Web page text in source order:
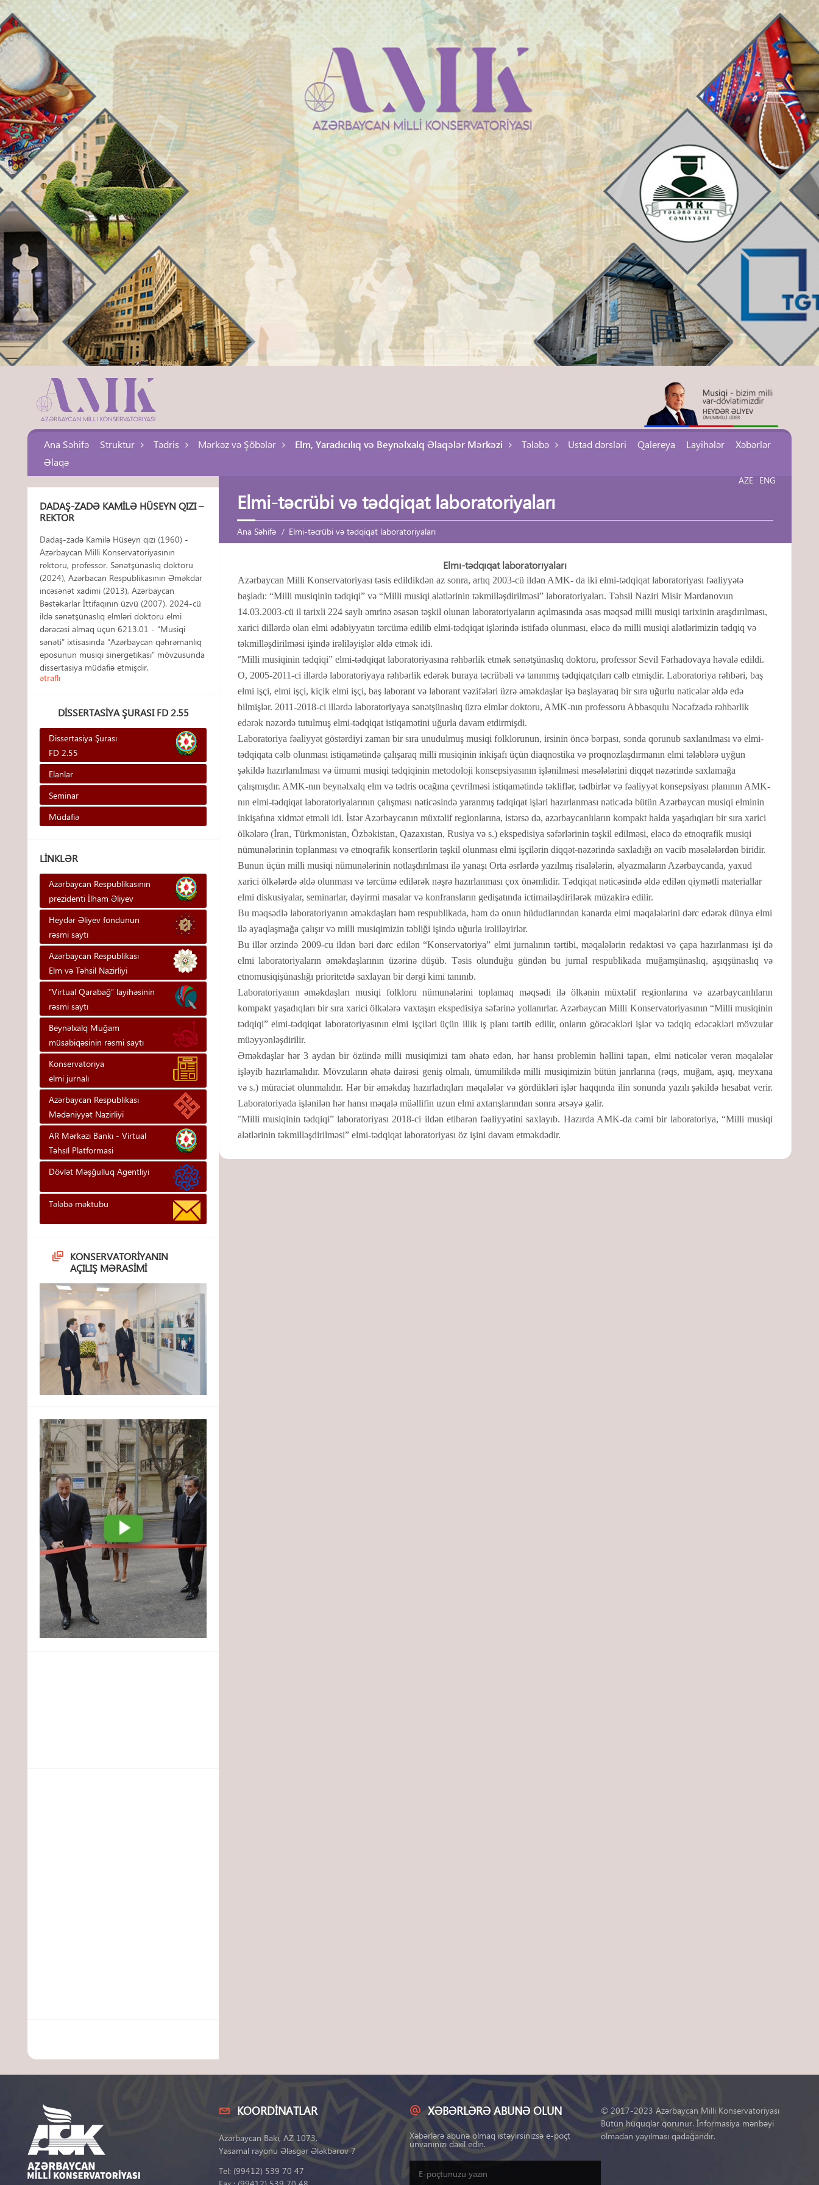
Ana Səhifə Struktur Tədris Mərkəz və Şöbələr Elm, Yaradıcılıq və Beynəlxalq Əlaqələr Mərkəzi Tələbə Ustad dərsləri Qalereya Layihələr
Xəbərlər
Əlaqə
AZE ENG
Elmi-təcrübi və tədqiqat laboratoriyaları
Ana Səhifə Elmi-təcrübi və tədqiqat laboratoriyaları
Elmı-tədqıqat laboratorıyaları
Azərbaycan Milli Konservatoriyası təsis edildikdən az sonra, artıq 2003-cü ildən AMK- da iki elmi-tədqiqat laboratoriyası fəaliyyətə
başladı: “Milli musiqinin tədqiqi” və “Milli musiqi alətlərinin təkmilləşdirilməsi” laboratoriyaları. Təhsil Naziri Misir Mərdanovun
14.03.2003-cü il tarixli 224 saylı əmrinə əsasən təşkil olunan laboratoriyaların açılmasında əsas məqsəd milli musiqi tarixinin araşdırılması,
xarici dillərdə olan elmi ədəbiyyatın tərcümə edilib elmi-tədqiqat işlərində istifadə olunması, eləcə də milli musiqi alətlərimizin tədqiq və
təkmilləşdirilməsi işində irəliləyişlər əldə etmək idi.
“Milli musiqinin tədqiqi” elmi-tədqiqat laboratoriyasına rəhbərlik etmək sənətşünaslıq doktoru, professor Sevil Fərhadovaya həvalə edildi.
O, 2005-2011-ci illərdə laboratoriyaya rəhbərlik edərək buraya təcrübəli və tanınmış tədqiqatçıları cəlb etmişdir. Laboratoriya rəhbəri, baş
elmi işçi, elmi işçi, kiçik elmi işçi, baş laborant və laborant vəzifələri üzrə əməkdaşlar işə başlayaraq bir sıra uğurlu nəticələr əldə edə
bilmişlər. 2011-2018-ci illərdə laboratoriyaya sənətşünaslıq üzrə elmlər doktoru, AMK-nın professoru Abbasqulu Nəcəfzadə rəhbərlik
edərək nəzərdə tutulmuş elmi-tədqiqat istiqamətini uğurla davam etdirmişdi.
Laboratoriya fəaliyyət göstərdiyi zaman bir sıra unudulmuş musiqi folklorunun, irsinin öncə bərpası, sonda qorunub saxlanılması və elmi-
tədqiqata cəlb olunması istiqamətində çalışaraq milli musiqinin inkişafı üçün diaqnostika və proqnozlaşdırmanın elmi tələblərə uyğun
şəkildə hazırlanılması və ümumi musiqi tədqiqinin metodoloji konsepsiyasının işlənilməsi məsələlərini diqqət nəzərində saxlamağa
çalışmışdır. AMK-nın beynəlxalq elm və tədris ocağına çevrilməsi istiqamətində təkliflər, tədbirlər və fəaliyyət konsepsiyası planının AMK-
nın elmi-tədqiqat laboratoriyalarının çalışması nəticəsində yaranmış tədqiqat işləri hazırlanması nəticədə bütün Azərbaycan musiqi elminin
inkişafına xidmət etməli idi. İstər Azərbaycanın müxtəlif regionlarına, istərsə də, azərbaycanlıların kompakt halda yaşadıqları bir sıra xarici
ölkələrə (İran, Türkmənistan, Özbəkistan, Qazaxıstan, Rusiya və s.) ekspedisiya səfərlərinin təşkil edilməsi, eləcə də etnoqrafik musiqi
nümunələrinin toplanması və etnoqrafik konsertlərin təşkil olunması elmi işçilərin diqqət-nəzərində saxladığı ən vacib məsələlərdən biridir.
Bunun üçün milli musiqi nümunələrinin notlaşdırılması ilə yanaşı Orta əsrlərdə yazılmış risalələrin, əlyazmaların Azərbaycanda, yaxud
xarici ölkələrdə əldə olunması və tərcümə edilərək nəşrə hazırlanması çox önəmlidir. Tədqiqat nəticəsində əldə edilən qiymətli materiallar
elmi diskusiyalar, seminarlar, dəyirmi masalar və konfransların gedişatında ictimailəşdirilərək müzakirə edilir.
Bu məqsədlə laboratoriyanın əməkdaşları həm respublikada, həm də onun hüdudlarından kənarda elmi məqalələrini dərc edərək dünya elmi
ilə ayaqlaşmağa çalışır və milli musiqimizin təbliği işində uğurla irəliləyirlər.
Bu illər ərzində 2009-cu ildən bəri dərc edilən “Konservatoriya” elmi jurnalının tərtibi, məqalələrin redaktəsi və çapa hazırlanması işi də
elmi laboratoriyaların əməkdaşlarının üzərinə düşüb. Təsis olunduğu gündən bu jurnal respublikada muğamşünaslıq, aşıqşünaslıq və
etnomusiqişünaslığı prioritetdə saxlayan bir dərgi kimi tanınıb.
Laboratoriyanın əməkdaşları musiqi folkloru nümunələrini toplamaq məqsədi ilə ölkənin müxtəlif regionlarına və azərbaycanlıların
kompakt yaşadıqları bir sıra xarici ölkələrə vaxtaşırı ekspedisiya səfərinə yollanırlar. Azərbaycan Milli Konservatoriyasının “Milli musiqinin
tədqiqi” elmi-tədqiqat laboratoriyasının elmi işçiləri üçün illik iş planı tərtib edilir, onların görəcəkləri işlər və tədqiq edəcəkləri mövzular
müəyyənləşdirilir.
Əməkdaşlar hər 3 aydan bir özündə milli musiqimizi tam əhatə edən, hər hansı problemin həllini tapan, elmi nəticələr verən məqalələr
işləyib hazırlamalıdır. Mövzuların əhatə dairəsi geniş olmalı, ümumilikdə milli musiqimizin bütün janrlarına (rəqs, muğam, aşıq, meyxana
və s.) müraciət olunmalıdır. Hər bir əməkdaş hazırladıqları məqalələr və gördükləri işlər haqqında ilin sonunda yazılı şəkildə hesabat verir.
Laboratoriyada işlənilən hər hansı məqalə müəllifin uzun elmi axtarışlarından sonra ərsəyə gəlir.
“Milli musiqinin tədqiqi” laboratoriyası 2018-ci ildən etibarən fəaliyyətini saxlayıb. Hazırda AMK-da cəmi bir laboratoriya, “Milli musiqi
alətlərinin təkmilləşdirilməsi” elmi-tədqiqat laboratoriyası öz işini davam etməkdədir.
DADAŞ-ZADƏ KAMILƏ HÜSEYN QIZI –
REKTOR
Dadaş-zadə Kamilə Hüseyn qızı (1960) -
Azərbaycan Milli Konservatoriyasının
rektoru, professor. Sənətşünaslıq doktoru
(2024), Azərbacan Respublikasının Əməkdar
incəsənət xadimi (2013), Azərbaycan
Bəstəkarlar İttifaqının üzvü (2007). 2024-cü
ildə sənətşünaslıq elmləri doktoru elmi
dərəcəsi almaq üçün 6213.01 - “Musiqi
sənəti” ixtisasında “Azərbaycan qəhrəmanlıq
eposunun musiqi sinergetikası” mövzusunda
dissertasiya müdafiə etmişdir.
ətraflı
DISSERTASIYA ŞURASI FD 2.55
Dissertasiya Şurası
FD 2.55
Elanlar
Seminar
Müdafiə
LINKLƏR
Azərbaycan Respublikasının
prezidenti İlham Əliyev
Heydər Əliyev fondunun
rəsmi saytı
Azərbaycan Respublikası
Elm və Təhsil Nazirliyi
“Virtual Qarabağ” layihəsinin
rəsmi saytı
Beynəlxalq Muğam
müsabiqəsinin rəsmi saytı
Konservatoriya
elmi jurnalı
Azərbaycan Respublikası
Mədəniyyət Nazirliyi
AR Mərkəzi Bankı - Vi̇rtual
Təhsi̇l Platformasi
Dövlət Məşğulluq Agentliyi
Tələbə məktubu
KONSERVATORIYANIN
AÇILIŞ MƏRASIMI
KOORDINATLAR
Azərbaycan Bakı, AZ 1073,
Yasamal rayonu Ələsgər Ələkbərov 7
Tel: (99412) 539 70 47
XƏBƏRLƏRƏ ABUNƏ OLUN
Xəbərlərə abunə olmaq istəyirsinizsə e-poçt
ünvanınızı daxil edin.
© 2017-2023 Azərbaycan Milli Konservatoriyası
Bütün hüquqlar qorunur. İnformasiya mənbəyi
olmadan yayılması qadağandır.